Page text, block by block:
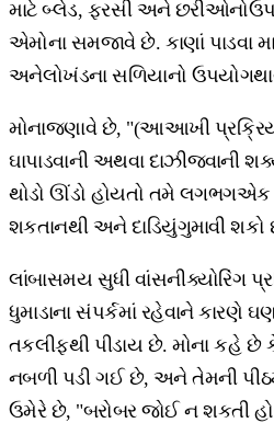
માટે બ્લેડ, ફરસી અને
એમોના સમજાવે છે. કાણાં પાડવા
અનેલોખંડના સળિયાનો
મોનાજણાવે છે, "(આઆખી
ઘાપાડવાની અથવા દાઝીજવાની
થોડો ઊંડો હોયતો તમે લગભગએક
શકતાનથી અને દાડિયુંગુમાવી શકો
લાંબાસમય સુધી વાંસનીક્યોરિંગ
ધુમાડાના સંપર્કમાં રહેવાને કારણે
તકલીફથી પીડાય છે. મોના કહે છે કે
નબળી પડી ગઈ છે, અને તેમની
ઉમેરે છે, "બરોબર જોઈ ન શકતી